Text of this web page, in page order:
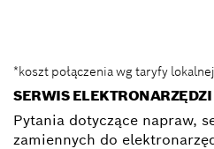
*koszt połączenia wg taryfy lokalnej
SERWIS ELEKTRONARZĘDZI
Pytania dotyczące napraw,
zamiennych do